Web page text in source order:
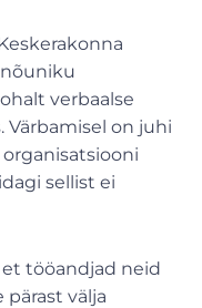
verbaalse
Värbamisel on juhi
sellist ei
tööandjad neid
välja